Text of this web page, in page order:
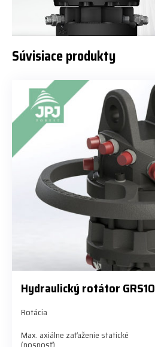
Súvisiace produkty
Hydraulický rotátor GRS10
Rotácia
Max. axiálne zaťaženie statické